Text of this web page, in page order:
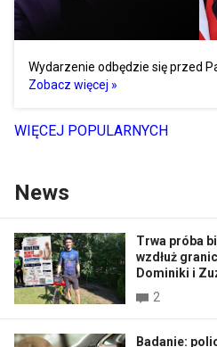
Wydarzenie odbędzie się przed
Zobacz więcej »
WIĘCEJ POPULARNYCH
News
Trwa próba
wzdłuż
Dominiki i
2
Badanie: